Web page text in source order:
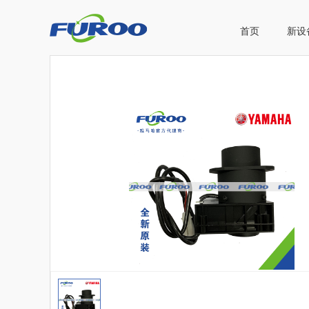
首页 新设